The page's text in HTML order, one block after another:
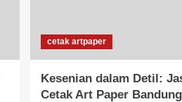
cetak artpaper
Kesenian dalam Detil:
Cetak Art Paper Bandung